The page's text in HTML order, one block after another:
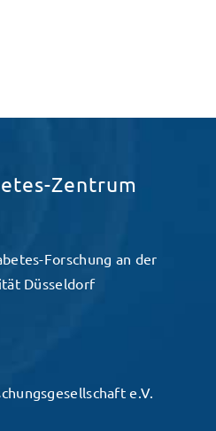
Zentrum
Forschung an der
Düsseldorf
e.V.